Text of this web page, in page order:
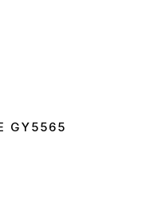
GY5565